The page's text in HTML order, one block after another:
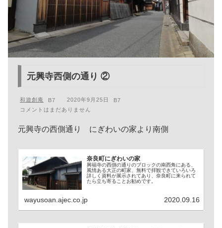
元興寺西側の通り ②
和遊創庵
2020年9月25日
コメントはまだありません
元興寺の西側通り にぎわいの家より南側
奈良町にぎわいの家
興福寺の西側の通りのブロックの南西角にある、
風情ある大正の町家、無料で拝観できていろいろ
詳しく資料が展示されてあり、奈良町に来られて
たら立ち寄ることお勧めです。
wayusoan.ajec.co.jp 2020.09.16